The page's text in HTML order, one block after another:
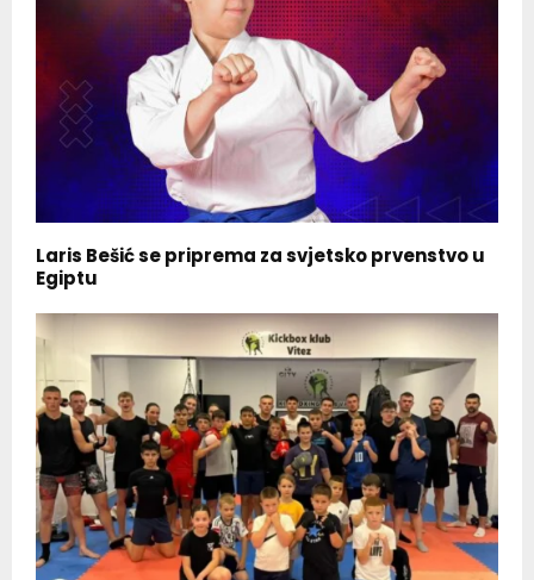
Laris Bešić se priprema za svjetsko prvenstvo u
Egiptu